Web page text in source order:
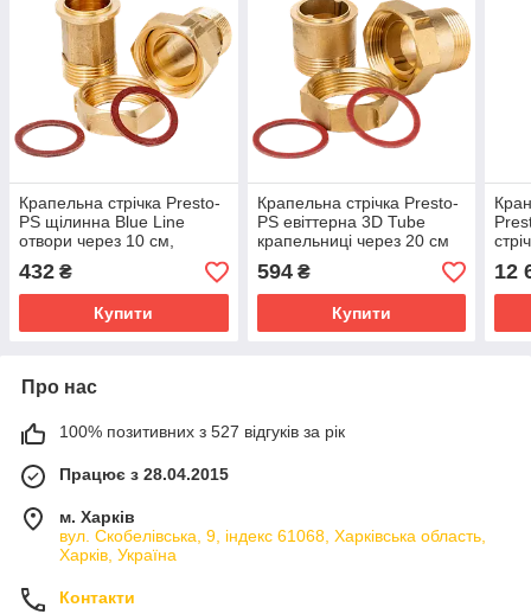
Крапельна стрічка Presto-
PS щілинна Blue Line
отвори через 10 см,
витрата води 2,2 л/год,
довжина 500 м (BL-10-
500)
432 ₴
Купити
Крапельна стрічка Presto-
PS евіттерна 3D Tube
крапельниці через 20 см
витрата 2.7 л/год, довжина
500 м (3D-20-500)
594₴
Купити
R)
12
Про нас
100% позитивних з 527 відгуків за рік
Працює з 28.04.2015
м. Харків
вул. Скобелівська, 9, індекс 61068, Харківська область,
Харків, Україна
Контакти